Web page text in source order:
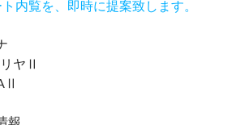
内覧を、即時に提案致します。
ヤⅡ
報